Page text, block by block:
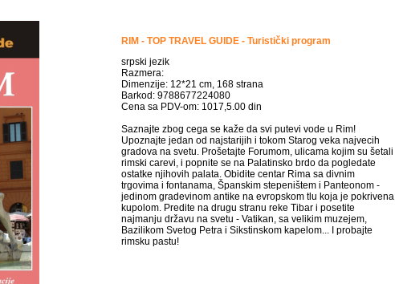
RIM - TOP TRAVEL GUIDE - Turistički program
srpski jezik
Razmera:
Dimenzije: 12*21 cm, 168 strana
Barkod: 9788677224080
Cena sa PDV-om: 1017,5.00 din
Saznajte zbog cega se kaže da svi putevi vode u Rim!
Upoznajte jedan od najstarijih i tokom Starog veka najvecih
gradova na svetu. Prošetajte Forumom, ulicama kojim su šetali
rimski carevi, i popnite se na Palatinsko brdo da pogledate
ostatke njihovih palata. Obidite centar Rima sa divnim
trgovima i fontanama, Španskim stepeništem i Panteonom -
jedinom gradevinom antike na evropskom tlu koja je pokrivena
kupolom. Predite na drugu stranu reke Tibar i posetite
najmanju državu na svetu - Vatikan, sa velikim muzejem,
Bazilikom Svetog Petra i Sikstinskom kapelom... I probajte
rimsku pastu!